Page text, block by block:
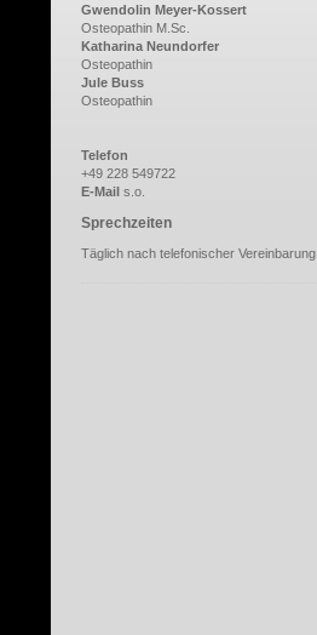
Gwendolin Meyer-Kossert
Osteopathin M.Sc.
Katharina Neundorfer
Osteopathin
Jule Buss
Osteopathin
Telefon
+49 228 549722
E-Mail s.o.
Sprechzeiten
Täglich nach telefonischer Vereinbarung